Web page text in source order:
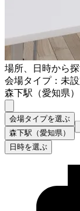
場所、日時から
会場タイプ：未
森下駅（愛知県）
会場タイプを選ぶ
森下駅（愛知県）
日時を選ぶ